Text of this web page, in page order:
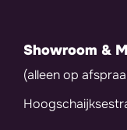
Showroom &
(alleen op